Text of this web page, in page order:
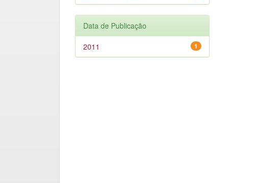
Data de Publicação
1
2011